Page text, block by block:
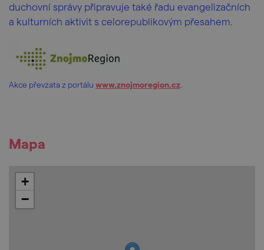
duchovní správy připravuje také řadu evangelizačních
a kulturních aktivit s celorepublikovým přesahem.
Akce převzata z portálu www.znojmoregion.cz
Mapa
+
−